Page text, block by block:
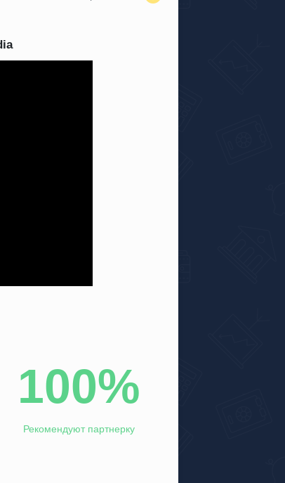
100%
Рекомендуют партнерку